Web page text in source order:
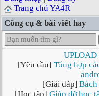
Trang chủ YA4R
Công cụ & bài viết hay
UPLOAD
[Yêu cầu] Tổng hợp
[Giải đáp] Bách
[Học tập] Giúp đỡ học